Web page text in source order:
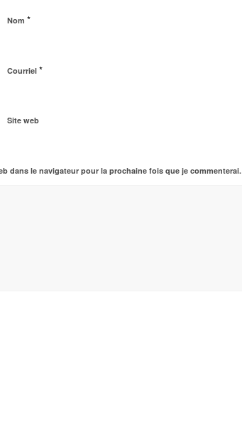
Nom *
Courriel *
Site web
dans le navigateur pour la prochaine fois que je commenterai.